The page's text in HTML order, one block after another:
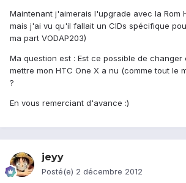
Maintenant j'aimerais l'upgrade avec la Rom
mais j'ai vu qu'il fallait un CIDs spécifique
ma part VODAP203)
Ma question est : Est ce possible de changer
mettre mon HTC One X a nu (comme tout le
?
En vous remerciant d'avance :)
jeyy
Posté(e) 2 décembre 2012